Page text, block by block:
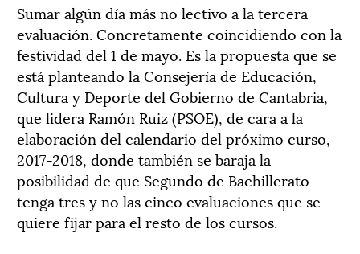
Sumar algún día más no lectivo a la tercera
evaluación. Concretamente coincidiendo con la
festividad del 1 de mayo. Es la propuesta que se
está planteando la Consejería de Educación,
Cultura y Deporte del Gobierno de Cantabria,
que lidera Ramón Ruiz (PSOE), de cara a la
elaboración del calendario del próximo curso,
2017-2018, donde también se baraja la
posibilidad de que Segundo de Bachillerato
tenga tres y no las cinco evaluaciones que se
quiere fijar para el resto de los cursos.